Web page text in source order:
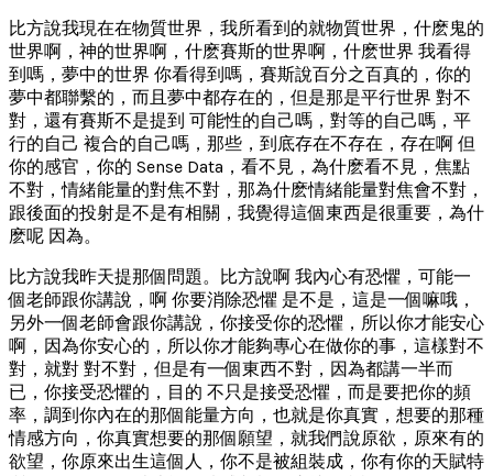
比方說我現在在物質世界，我所看到的就物質世界，什麽鬼的
世界啊，神的世界啊，什麽賽斯的世界啊，什麽世界 我看得
到嗎，夢中的世界 你看得到嗎，賽斯說百分之百真的，你的
夢中都聯繫的，而且夢中都存在的，但是那是平行世界 對不
對，還有賽斯不是提到 可能性的自己嗎，對等的自己嗎，平
行的自己 複合的自己嗎，那些，到底存在不存在，存在啊 但
你的感官，你的 Sense Data，看不見，為什麽看不見，焦點
不對，情緒能量的對焦不對，那為什麽情緒能量對焦會不對，
跟後面的投射是不是有相關，我覺得這個東西是很重要，為什
麽呢 因為。
比方說我昨天提那個問題。比方說啊 我內心有恐懼，可能一
個老師跟你講說，啊 你要消除恐懼 是不是，這是一個嘛哦，
另外一個老師會跟你講說，你接受你的恐懼，所以你才能安心
啊，因為你安心的，所以你才能夠專心在做你的事，這樣對不
對，就對 對不對，但是有一個東西不對，因為都講一半而
已，你接受恐懼的，目的 不只是接受恐懼，而是要把你的頻
率，調到你內在的那個能量方向，也就是你真實，想要的那種
情感方向，你真實想要的那個願望，就我們說原欲，原來有的
欲望，你原來出生這個人，你不是被組裝成，你有你的天賦特